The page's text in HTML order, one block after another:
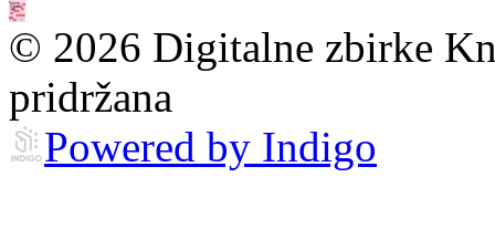
© 2026 Digitalne zbirke
pridržana
Powered by Indigo